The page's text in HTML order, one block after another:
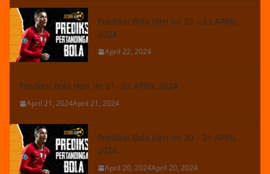
Prediksi Bola Hari Ini 22 – 23 APRIL
2024
April 22, 2024
Prediksi Bola Hari Ini 21– 22 APRIL 2024
April 21, 2024April 21, 2024
Prediksi Bola Hari Ini 20 – 21 APRIL
2024
April 20, 2024April 20, 2024